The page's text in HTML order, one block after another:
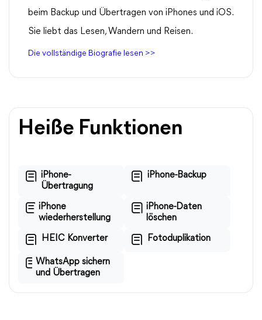
beim Backup und Übertragen von iPhones und iOS.
Sie liebt das Lesen, Wandern und Reisen.
Die vollständige Biografie lesen >>
Heiße Funktionen
iPhone-
Übertragung
iPhone-Backup
iPhone
wiederherstellung
iPhone-Daten
löschen
HEIC Konverter Fotoduplikation
WhatsApp sichern
und Übertragen